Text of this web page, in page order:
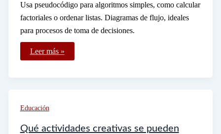
Usa pseudocódigo para algoritmos simples, como calcular
factoriales o ordenar listas. Diagramas de flujo, ideales
para procesos de toma de decisiones.
Qué
Ejemplos
Flujo
Puedo
Leer más »
Educación
Qué actividades creativas se pueden